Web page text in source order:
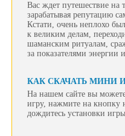
Вас ждет путешествие на
зарабатывая репутацию
Кстати, очень неплохо
к великим делам,
шаманским ритуалам,
за показателями
КАК СКАЧАТЬ МИНИ
На нашем сайте вы
игру, нажмите на кнопку
дождитесь установки